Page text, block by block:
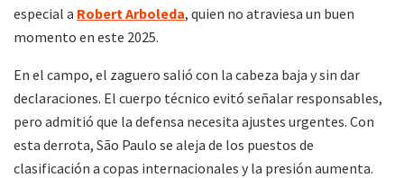
especial a Robert Arboleda, quien no atraviesa un buen
momento en este 2025.
En el campo, el zaguero salió con la cabeza baja y sin dar
declaraciones. El cuerpo técnico evitó señalar responsables,
pero admitió que la defensa necesita ajustes urgentes. Con
esta derrota, São Paulo se aleja de los puestos de
clasificación a copas internacionales y la presión aumenta.